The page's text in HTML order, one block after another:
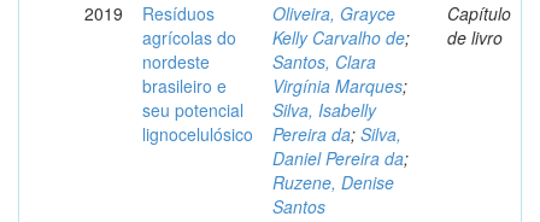
2019
Resíduos
agrícolas do
nordeste
brasileiro e
seu potencial
lignocelulósico
Oliveira, Grayce
Kelly Carvalho de;
Santos, Clara
Virgínia Marques;
Silva, Isabelly
Pereira da; Silva,
Daniel Pereira da;
Ruzene, Denise
Santos
Capítulo
de livro